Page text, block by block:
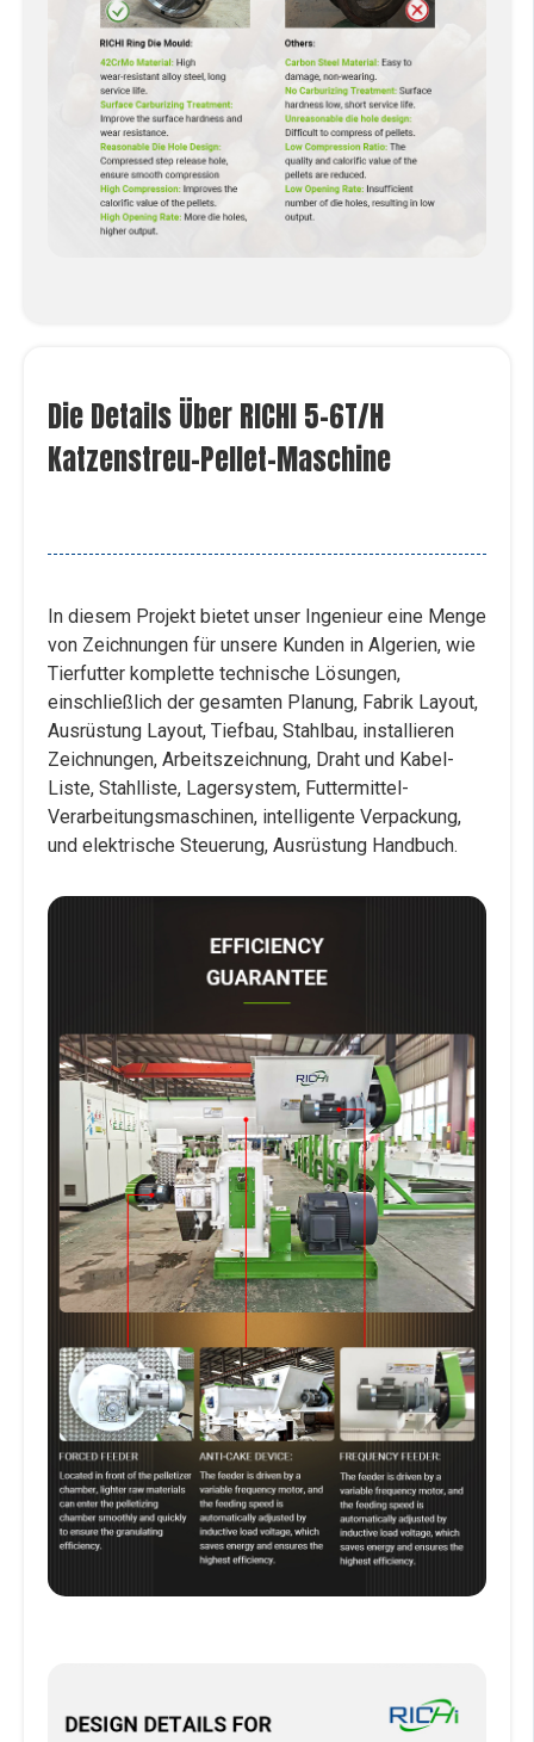
Die Details Über RICHI 5-6T/H
Katzenstreu-Pellet-Maschine
In diesem Projekt bietet unser Ingenieur eine Menge
von Zeichnungen für unsere Kunden in Algerien, wie
Tierfutter komplette technische Lösungen,
einschließlich der gesamten Planung, Fabrik Layout,
Ausrüstung Layout, Tiefbau, Stahlbau, installieren
Zeichnungen, Arbeitszeichnung, Draht und Kabel-
Liste, Stahlliste, Lagersystem, Futtermittel-
Verarbeitungsmaschinen, intelligente Verpackung,
und elektrische Steuerung, Ausrüstung Handbuch.